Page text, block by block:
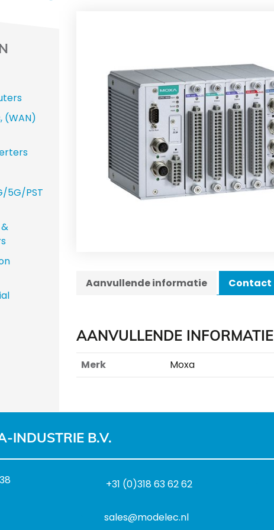
Aanvullende informatie Contact
AANVULLENDE INFORMATIE
Merk Moxa
(WAN)
5G/PST
INDUSTRIE B.V.
+31 (0)318 63 62 62
sales@modelec.nl